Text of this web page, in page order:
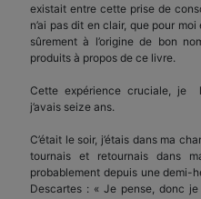
existait entre cette prise de
n’ai pas dit en clair, que pour
sûrement à l’origine de bon
produits à propos de ce livre.
Cette expérience cruciale, je
j’avais seize ans.
C’était le soir, j’étais dans ma
tournais et retournais dans
probablement depuis une demi-
Descartes : « Je pense, donc